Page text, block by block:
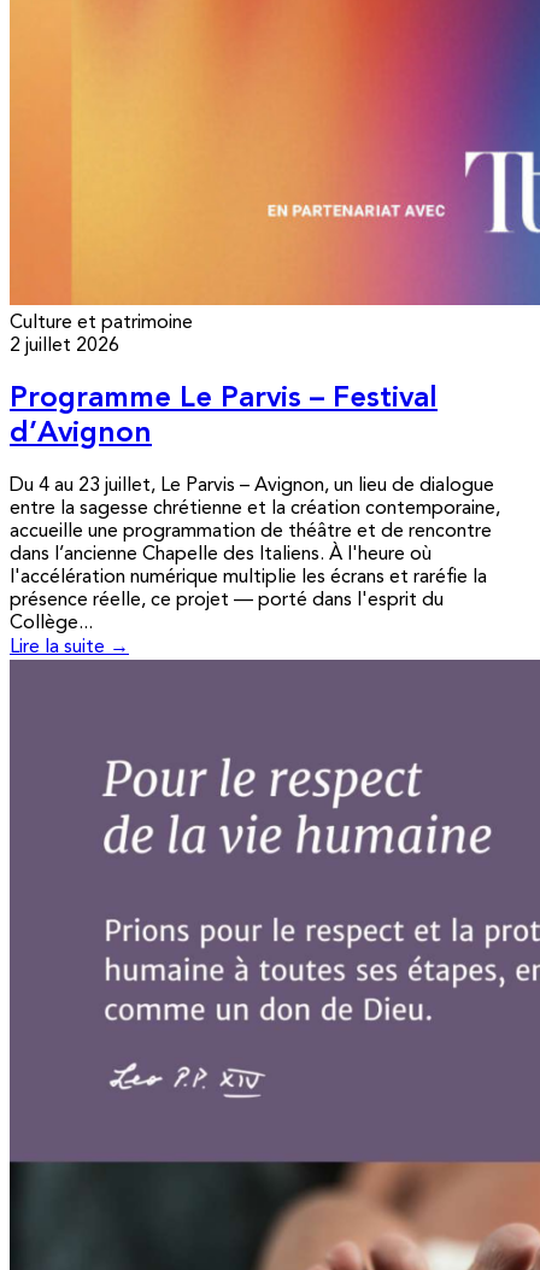
Culture et patrimoine
2 juillet 2026
Programme Le Parvis – Festival
d’Avignon
Du 4 au 23 juillet, Le Parvis – Avignon, un lieu de dialogue
entre la sagesse chrétienne et la création contemporaine,
accueille une programmation de théâtre et de rencontre
dans l’ancienne Chapelle des Italiens. À l'heure où
l'accélération numérique multiplie les écrans et raréfie la
présence réelle, ce projet — porté dans l'esprit du
Collège...
Lire la suite →